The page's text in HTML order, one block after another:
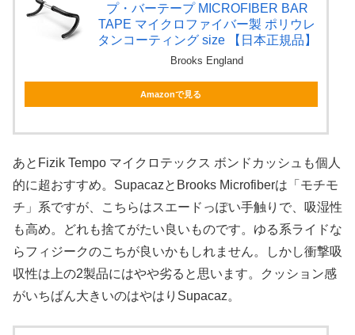
プ・バーテープ MICROFIBER BAR
TAPE マイクロファイバー製 ポリウレ
タンコーティング size 【日本正規品】
Brooks England
Amazonで見る
あとFizik Tempo マイクロテックス ボンドカッシュも個人
的に超おすすめ。SupacazとBrooks Microfiberは「モチモ
チ」系ですが、こちらはスエードっぽい手触りで、吸湿性
も高め。どれも捨てがたい良いものです。ゆる系ライドな
らフィジークのこちが良いかもしれません。しかし衝撃吸
収性は上の2製品にはやや劣ると思います。クッション感
がいちばん大きいのはやはりSupacaz。